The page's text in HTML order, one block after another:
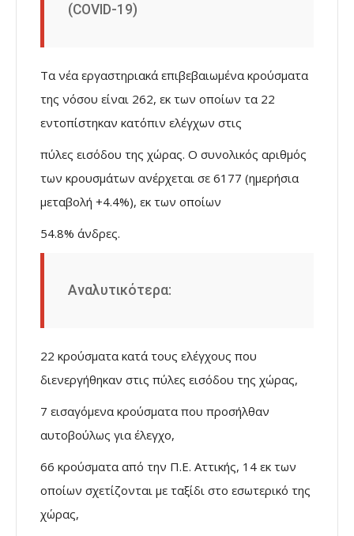
(COVID-19)
Τα νέα εργαστηριακά επιβεβαιωμένα κρούσματα
της νόσου είναι 262, εκ των οποίων τα 22
εντοπίστηκαν κατόπιν ελέγχων στις
πύλες εισόδου της χώρας. Ο συνολικός αριθμός
των κρουσμάτων ανέρχεται σε 6177 (ημερήσια
μεταβολή +4.4%), εκ των οποίων
54.8% άνδρες.
Αναλυτικότερα:
22 κρούσματα κατά τους ελέγχους που
διενεργήθηκαν στις πύλες εισόδου της χώρας,
7 εισαγόμενα κρούσματα που προσήλθαν
αυτοβούλως για έλεγχο,
66 κρούσματα από την Π.Ε. Αττικής, 14 εκ των
οποίων σχετίζονται με ταξίδι στο εσωτερικό της
χώρας,